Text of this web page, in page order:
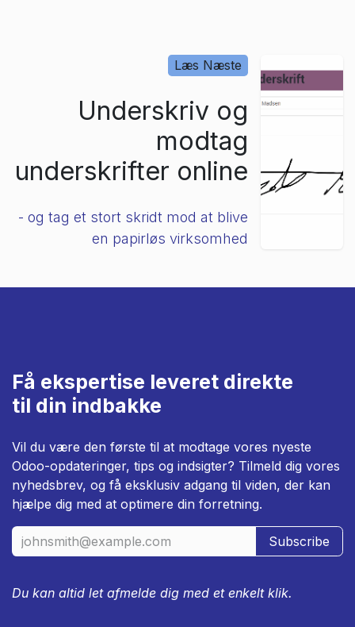
Læs Næste
Underskriv og
modtag
underskrifter online
- og tag et stort skridt mod at blive
en papirløs virksomhed
Få ekspertise leveret direkte
til din indbakke
Vil du være den første til at modtage vores nyeste
Odoo-opdateringer, tips og indsigter? Tilmeld dig vores
nyhedsbrev, og få eksklusiv adgang til viden, der kan
hjælpe dig med at optimere din forretning.
Subscribe
Du kan altid let afmelde dig med et enkelt klik.